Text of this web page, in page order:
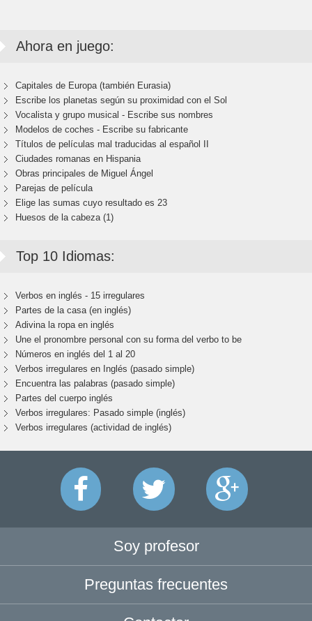
Ahora en juego:
Capitales de Europa (también Eurasia)
Escribe los planetas según su proximidad con el Sol
Vocalista y grupo musical - Escribe sus nombres
Modelos de coches - Escribe su fabricante
Títulos de películas mal traducidas al español II
Ciudades romanas en Hispania
Obras principales de Miguel Ángel
Parejas de película
Elige las sumas cuyo resultado es 23
Huesos de la cabeza (1)
Top 10 Idiomas:
Verbos en inglés - 15 irregulares
Partes de la casa (en inglés)
Adivina la ropa en inglés
Une el pronombre personal con su forma del verbo to be
Números en inglés del 1 al 20
Verbos irregulares en Inglés (pasado simple)
Encuentra las palabras (pasado simple)
Partes del cuerpo inglés
Verbos irregulares: Pasado simple (inglés)
Verbos irregulares (actividad de inglés)
Soy profesor
Preguntas frecuentes